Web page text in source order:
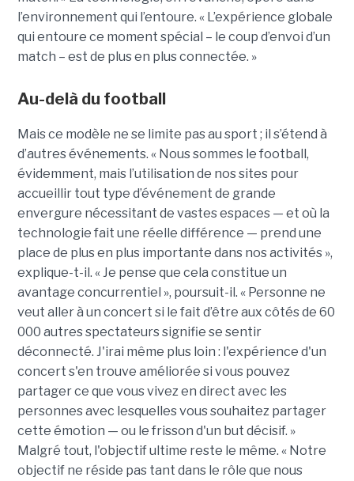
l’environnement qui l’entoure. « L’expérience globale
qui entoure ce moment spécial – le coup d’envoi d’un
match – est de plus en plus connectée. »
Au-delà du football
Mais ce modèle ne se limite pas au sport ; il s’étend à
d’autres événements. « Nous sommes le football,
évidemment, mais l’utilisation de nos sites pour
accueillir tout type d’événement de grande
envergure nécessitant de vastes espaces — et où la
technologie fait une réelle différence — prend une
place de plus en plus importante dans nos activités »,
explique-t-il. « Je pense que cela constitue un
avantage concurrentiel », poursuit-il. « Personne ne
veut aller à un concert si le fait d’être aux côtés de 60
000 autres spectateurs signifie se sentir
déconnecté. J'irai même plus loin : l'expérience d'un
concert s'en trouve améliorée si vous pouvez
partager ce que vous vivez en direct avec les
personnes avec lesquelles vous souhaitez partager
cette émotion — ou le frisson d'un but décisif. »
Malgré tout, l'objectif ultime reste le même. « Notre
objectif ne réside pas tant dans le rôle que nous